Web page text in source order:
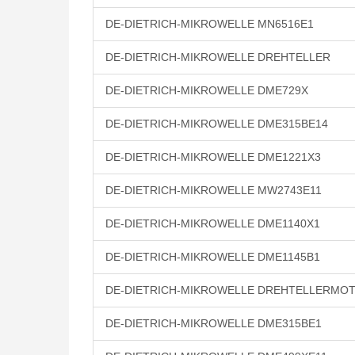
DE-DIETRICH-MIKROWELLE MN6516E1
DE-DIETRICH-MIKROWELLE DREHTELLER
DE-DIETRICH-MIKROWELLE DME729X
DE-DIETRICH-MIKROWELLE DME315BE14
DE-DIETRICH-MIKROWELLE DME1221X3
DE-DIETRICH-MIKROWELLE MW2743E11
DE-DIETRICH-MIKROWELLE DME1140X1
DE-DIETRICH-MIKROWELLE DME1145B1
DE-DIETRICH-MIKROWELLE
DE-DIETRICH-MIKROWELLE DME315BE1